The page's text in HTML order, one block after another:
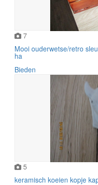
7
Mooi ouderwetse/retro
ha
Bieden
5
keramisch koeien kopje